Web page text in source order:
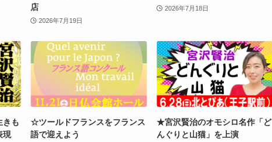
店
2026年7月19日
2026年7月18日
きも
現
☆ツールドフランスをフランス
語で迎えよう
★宮沢賢治のオモシロ名作「ど
んぐりと山猫」を上演